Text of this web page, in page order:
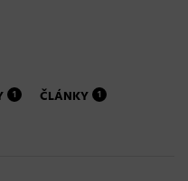
1 ČLÁNKY 1